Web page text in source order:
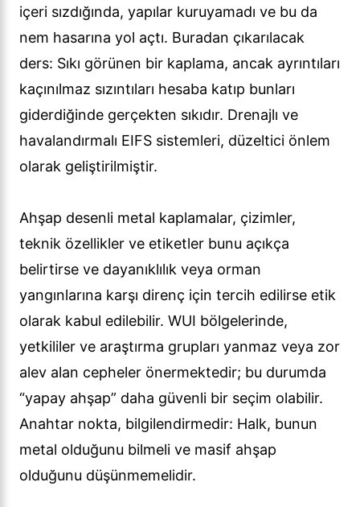
içeri sızdığında, yapılar kuruyamadı ve bu da
nem hasarına yol açtı. Buradan çıkarılacak
ders: Sıkı görünen bir kaplama, ancak ayrıntıları
kaçınılmaz sızıntıları hesaba katıp bunları
giderdiğinde gerçekten sıkıdır. Drenajlı ve
havalandırmalı EIFS sistemleri, düzeltici önlem
olarak geliştirilmiştir.
Ahşap desenli metal kaplamalar, çizimler,
teknik özellikler ve etiketler bunu açıkça
belirtirse ve dayanıklılık veya orman
yangınlarına karşı direnç için tercih edilirse etik
olarak kabul edilebilir. WUI bölgelerinde,
yetkililer ve araştırma grupları yanmaz veya zor
alev alan cepheler önermektedir; bu durumda
“yapay ahşap” daha güvenli bir seçim olabilir.
Anahtar nokta, bilgilendirmedir: Halk, bunun
metal olduğunu bilmeli ve masif ahşap
olduğunu düşünmemelidir.